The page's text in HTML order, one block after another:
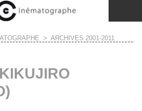
> ARCHIVES 2001-2011